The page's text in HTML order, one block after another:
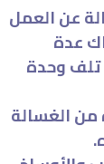
عن العمل
عدة
تلف وحدة
الغسالة